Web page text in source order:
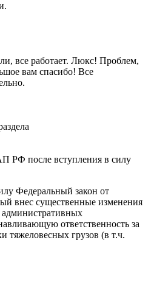
все работает. Люкс! Проблем,
вам спасибо! Все
РФ после вступления в силу
Федеральный закон от
внес существенные изменения
административных
ответственность за
тяжеловесных грузов (в т.ч.